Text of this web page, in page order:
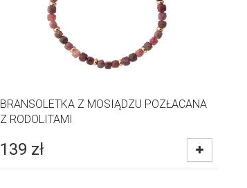
BRANSOLETKA Z MOSIĄDZU POZŁACANA
Z RODOLITAMI
139 zł